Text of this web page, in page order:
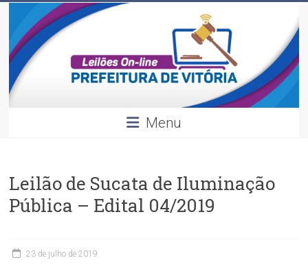
content
Leilões
Divulgação
dos
leilões
realizados
pela
Menu
Leilão de Sucata de Iluminação
Pública – Edital 04/2019
23 de julho de 2019